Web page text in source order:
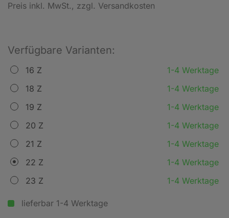
Preis inkl. MwSt., zzgl. Versandkosten
Verfügbare Varianten:
16 Z
1-4 Werktage
18 Z
1-4 Werktage
19 Z
1-4 Werktage
20 Z
1-4 Werktage
21 Z
1-4 Werktage
22 Z
1-4 Werktage
23 Z
1-4 Werktage
lieferbar 1-4 Werktage